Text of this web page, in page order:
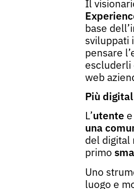
Il
base
sviluppati
pensare
escluderli
web
Più digital
L’utente
una
del digital
primo
Uno
luogo e